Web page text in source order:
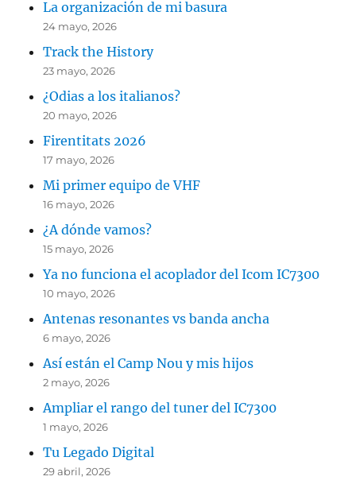
La organización de mi basura
24 mayo, 2026
Track the History
23 mayo, 2026
¿Odias a los italianos?
20 mayo, 2026
Firentitats 2026
17 mayo, 2026
Mi primer equipo de VHF
16 mayo, 2026
¿A dónde vamos?
15 mayo, 2026
Ya no funciona el acoplador del Icom IC7300
10 mayo, 2026
Antenas resonantes vs banda ancha
6 mayo, 2026
Así están el Camp Nou y mis hijos
2 mayo, 2026
Ampliar el rango del tuner del IC7300
1 mayo, 2026
Tu Legado Digital
29 abril, 2026